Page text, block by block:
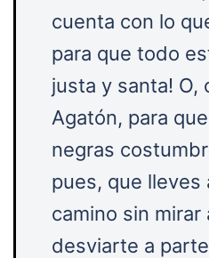
cuenta con lo
para que todo
justa y santa! O,
Agatón, para
negras
pues, que lleves
camino sin mirar
desviarte a